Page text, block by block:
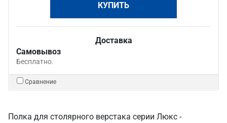
КУПИТЬ
Доставка
Самовывоз
Бесплатно.
Сравнение
Полка для столярного верстака серии Люкс -